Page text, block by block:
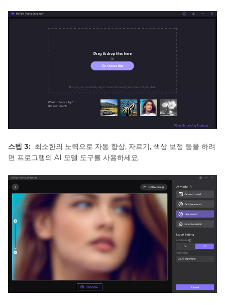
스텝 3: 최소한의 노력으로 자동 향상, 자르기, 색상 보정 등을 하려
면 프로그램의 AI 모델 도구를 사용하세요.